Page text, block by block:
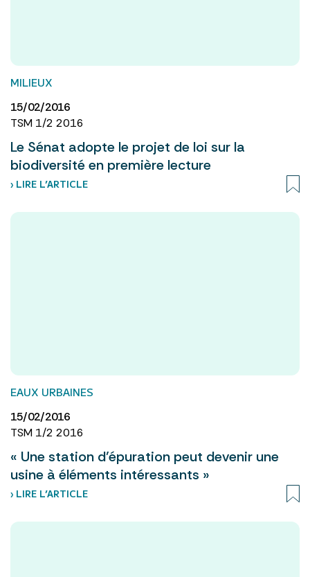
MILIEUX
15/02/2016
TSM 1/2 2016
Le Sénat adopte le projet de loi sur la
biodiversité en première lecture
› LIRE L’ARTICLE
EAUX URBAINES
15/02/2016
TSM 1/2 2016
« Une station d’épuration peut devenir une
usine à éléments intéressants »
› LIRE L’ARTICLE